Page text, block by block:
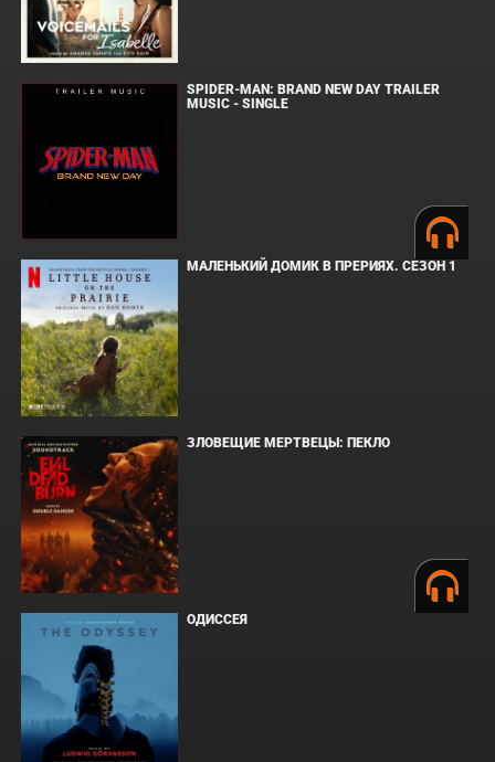
SPIDER-MAN: BRAND NEW DAY TRAILER
MUSIC - SINGLE
МАЛЕНЬКИЙ ДОМИК В ПРЕРИЯХ. СЕЗОН 1
ЗЛОВЕЩИЕ МЕРТВЕЦЫ: ПЕКЛО
ОДИССЕЯ